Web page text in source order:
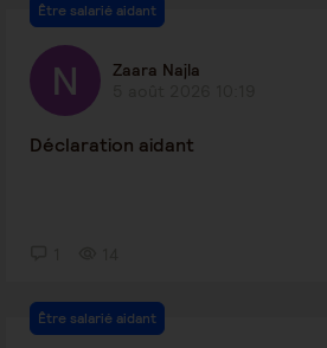
Être salarié aidant
Zaara Najla
Déclaration aidant
Être salarié aidant